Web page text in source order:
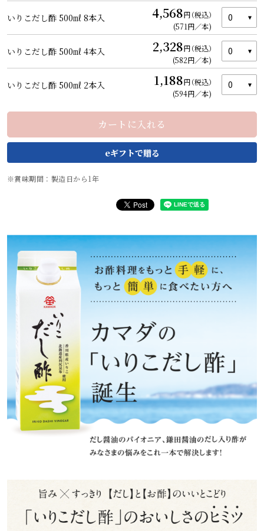
いりこだし酢 500㎖ 8本入 4,568円（税込）
(571円／本)
いりこだし酢 500㎖ 4本入 2,328円（税込）
(582円／本)
いりこだし酢 500㎖ 2本入 1,188円（税込）
(594円／本)
カートに入れる
カートを見る
賞味期間：製造日から1年